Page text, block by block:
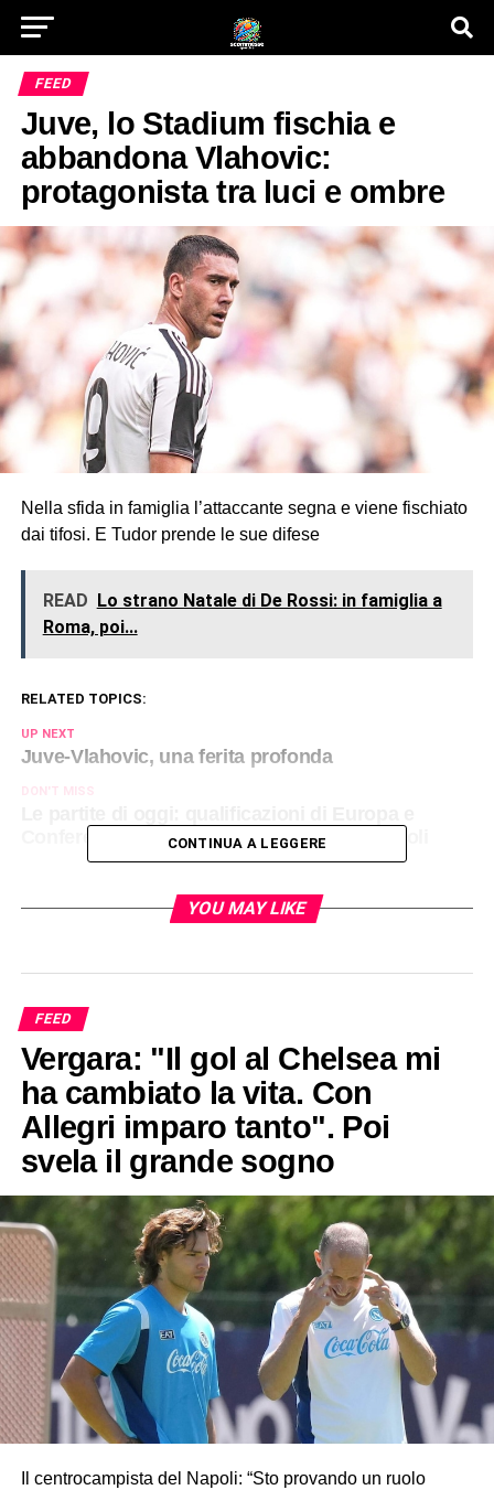
FEED
Juve, lo Stadium fischia e
abbandona Vlahovic:
protagonista tra luci e ombre
Nella sfida in famiglia l’attaccante segna e viene fischiato
dai tifosi. E Tudor prende le sue difese
READ Lo strano Natale di De Rossi: in famiglia a
Roma, poi...
RELATED TOPICS:
UP NEXT
Juve-Vlahovic, una ferita profonda
DON'T MISS
Conference League. Torna in campo il Napoli
CONTINUA A LEGGERE
YOU MAY LIKE
FEED
Vergara: "Il gol al Chelsea mi
ha cambiato la vita. Con
Allegri imparo tanto". Poi
svela il grande sogno
Il centrocampista del Napoli: “Sto provando un ruolo